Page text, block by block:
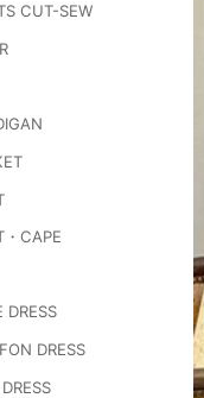
CUT-SEW
・CAPE
DRESS
DRESS